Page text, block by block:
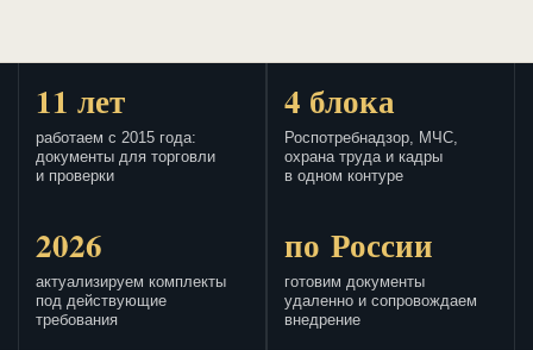
11 лет
работаем с 2015 года:
документы для торговли
и проверки
4 блока
Роспотребнадзор, МЧС,
охрана труда и кадры
в одном контуре
2026
актуализируем комплекты
под действующие
требования
по России
готовим документы
удаленно и сопровождаем
внедрение